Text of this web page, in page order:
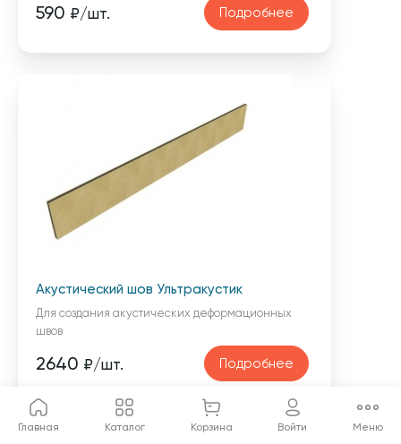
590 ₽/шт. Подробнее
Акустический шов Ультракустик
Для создания акустических деформационных
швов
2640 ₽/шт. Подробнее
Главная Каталог Корзина Войти Меню